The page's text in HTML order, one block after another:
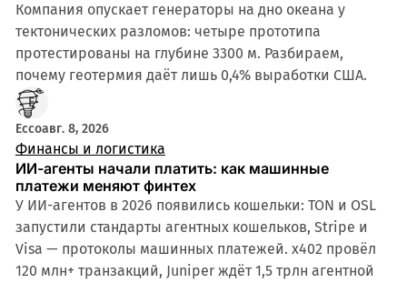
Компания опускает генераторы на дно океана у
тектонических разломов: четыре прототипа
протестированы на глубине 3300 м. Разбираем,
почему геотермия даёт лишь 0,4% выработки США.
Eccoавг. 8, 2026
Финансы и логистика
ИИ-агенты начали платить: как машинные
платежи меняют финтех
У ИИ-агентов в 2026 появились кошельки: TON и OSL
запустили стандарты агентных кошельков, Stripe и
Visa — протоколы машинных платежей. x402 провёл
120 млн+ транзакций, Juniper ждёт 1,5 трлн агентной